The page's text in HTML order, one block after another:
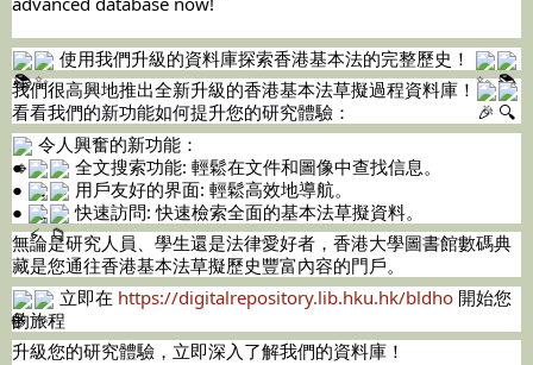
使用我們升級的資料庫探索香港基本法的完整歷史！
我們很高興地推出全新升級的香港基本法草擬過程資料庫！
看看我們的新功能如何提升您的研究體驗：
令人興奮的新功能：
●
全文搜索功能: 輕鬆在文件和圖像中查找信息。
●
用戶友好的界面: 輕鬆高效地導航。
●
快速訪問: 快速檢索全面的基本法草擬資料。
無論是研究人員、學生還是法律愛好者，香港大學圖書館數碼典
藏是您通往香港基本法草擬歷史豐富內容的門戶。
立即在 https://digitalrepository.lib.hku.hk/bldho 開始您
的旅程
升級您的研究體驗，立即深入了解我們的資料庫！